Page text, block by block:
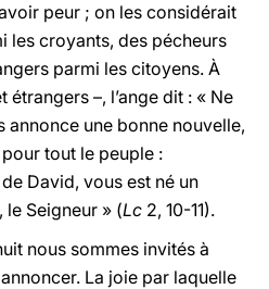
peur ; on les considérait
les croyants, des pécheurs
parmi les citoyens. À
étrangers –, l’ange dit : « Ne
annonce une bonne nouvelle,
tout le peuple :
David, vous est né un
le Seigneur » (Lc 2, 10-11).
nous sommes invités à
La joie par laquelle